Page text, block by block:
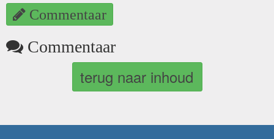
Commentaar
Commentaar
terug naar inhoud